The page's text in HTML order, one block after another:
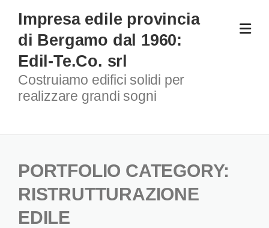
content
Impresa edile provincia
di Bergamo dal 1960:
Edil-Te.Co. srl
Costruiamo edifici solidi per
realizzare grandi sogni
PORTFOLIO CATEGORY:
RISTRUTTURAZIONE
EDILE